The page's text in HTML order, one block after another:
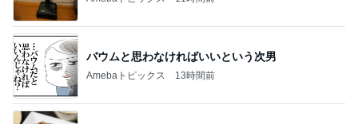
バウムと思わなければいいという次男
Amebaトピックス 13時間前